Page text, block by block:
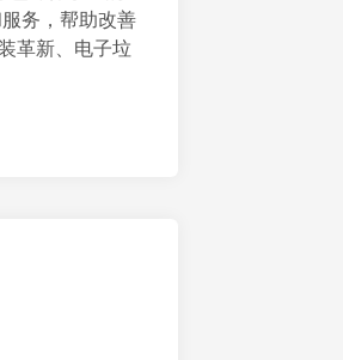
务，帮助改善
革新、电子垃